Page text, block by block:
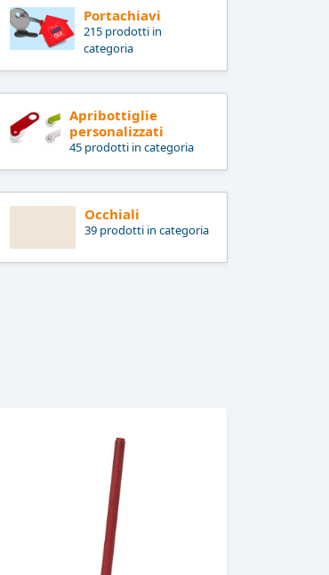
Portachiavi
215 prodotti in
categoria
Apribottiglie
personalizzati
45 prodotti in categoria
Occhiali
39 prodotti in categoria